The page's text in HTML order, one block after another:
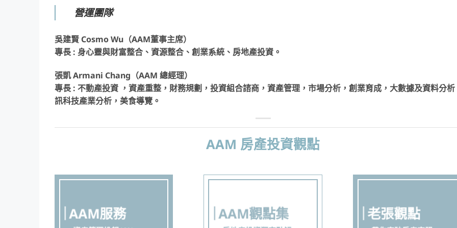
營運團隊
吳建賢 Cosmo Wu（AAM董事主席）
專長 : 身心靈與財富整合、資源整合、創業系統、房地產投資。
張凱 Armani Chang（AAM 總經理）
專長 : 不動產投資 ，資產重整，財務規劃，投資組合諮商，資產管理，市場分析，創業育成，大數據及資料分
訊科技產業分析，美食導覽。
AAM 房產投資觀點
AAM服務 AAM觀點集 老張觀點